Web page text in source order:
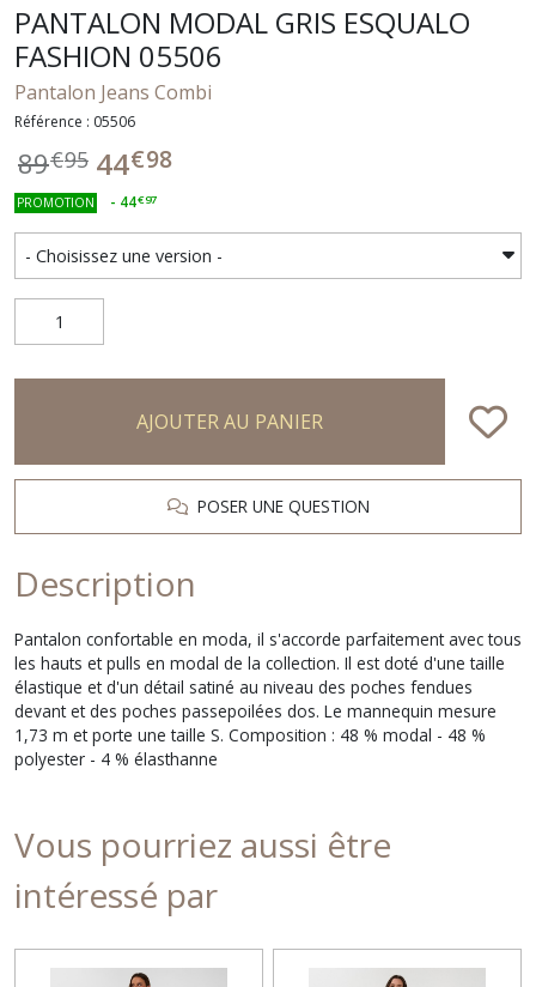
PANTALON MODAL GRIS ESQUALO
FASHION 05506
Pantalon Jeans Combi
Référence : 05506
89€95 44€98
PROMOTION - 44€97
AJOUTER AU PANIER
POSER UNE QUESTION
Description
Pantalon confortable en moda, il s'accorde parfaitement avec tous
les hauts et pulls en modal de la collection. Il est doté d'une taille
élastique et d'un détail satiné au niveau des poches fendues
devant et des poches passepoilées dos. Le mannequin mesure
1,73 m et porte une taille S. Composition : 48 % modal - 48 %
polyester - 4 % élasthanne
Vous pourriez aussi être
intéressé par